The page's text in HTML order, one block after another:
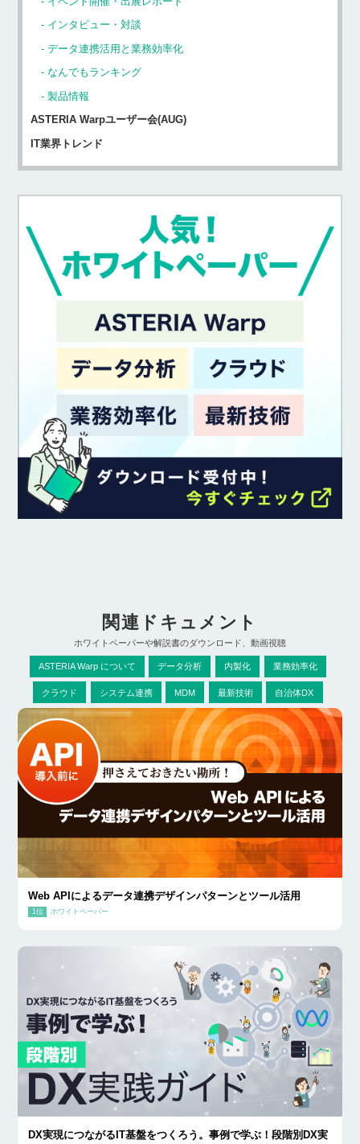
インタビュー・対談
データ連携活用と業務効率化
なんでもランキング
製品情報
ASTERIA Warpユーザー会(AUG)
IT業界トレンド
関連ドキュメント
ホワイトペーパーや解説書のダウンロード、動画視聴
ASTERIA Warp について データ分析 内製化 業務効率化
クラウド システム連携 MDM 最新技術 自治体DX
Web APIによるデータ連携デザインパターンとツール活用
ホワイトペーパー
DX実現につながるIT基盤をつくろう。事例で学ぶ！段階別DX実